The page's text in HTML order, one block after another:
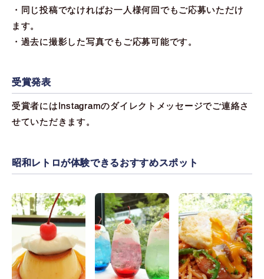
・同じ投稿でなければお一人様何回でもご応募いただけ
ます。
・過去に撮影した写真でもご応募可能です。
受賞発表
受賞者にはInstagramのダイレクトメッセージでご連絡さ
せていただきます。
昭和レトロが体験できるおすすめスポット